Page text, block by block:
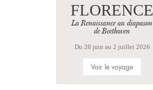
FLORENCE
La Renaissance au diapason
de Beethoven
Du 28 juin au 2 juillet 2026
Voir le voyage